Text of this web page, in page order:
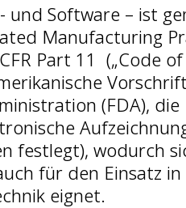
und Software – ist
Manufacturing
Part 11 („Code
(FDA), die
festlegt), wodurch
für den Einsatz
eignet.